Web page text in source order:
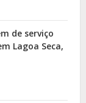
de serviço
Lagoa Seca,